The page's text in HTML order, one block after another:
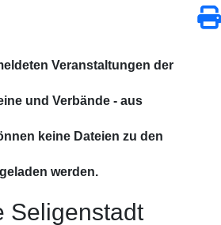
Veranstaltungen der
und Verbände - aus
keine Dateien zu den
werden.
Seligenstadt